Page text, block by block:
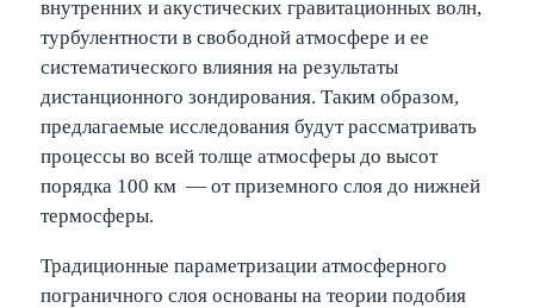
внутренних и акустических гравитационных волн,
турбулентности в свободной атмосфере и ее
систематического влияния на результаты
дистанционного зондирования. Таким образом,
предлагаемые исследования будут рассматривать
процессы во всей толще атмосферы до высот
порядка 100 км — от приземного слоя до нижней
термосферы.
Традиционные параметризации атмосферного
пограничного слоя основаны на теории подобия